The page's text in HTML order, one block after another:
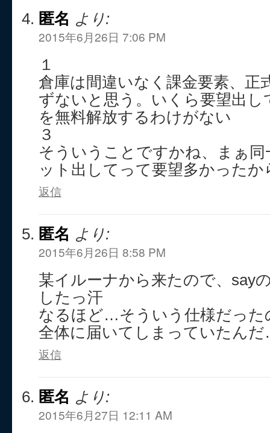
匿名 より:
2015年6月26日 7:06 PM
１
倉庫は間違いなく課金要素、正
ずないと思う。いくら要望出し
を無料解放するわけがない
３
そういうことですかね、まぁ
ット出してって要望多かった
返信
匿名 より:
2015年6月26日 8:58 PM
某イルーナから来たので、say
したっ汗
なるほど…そういう仕様だっ
全体に届いてしまっていたん
返信
匿名 より:
2015年6月27日 12:11 AM